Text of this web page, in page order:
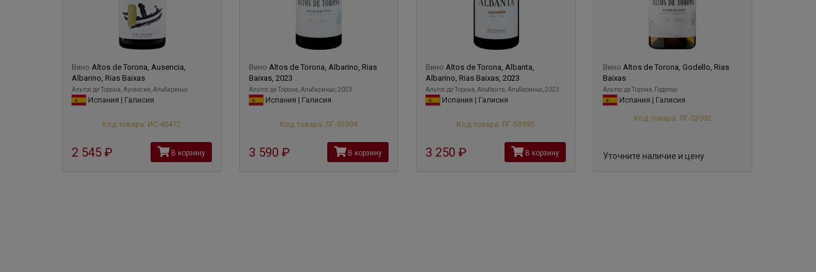
Вино Altos de Torona, Ausencia,
Albarino, Rias Baixas
Альтос де Торона, Аусенсия, Альбариньо
Испания | Галисия
Код товара: ИС-40472
2 545 В корзину
Вино Altos de Torona, Albarino, Rias
Baixas, 2023
Альтос де Торона, Альбариньо, 2023
Испания | Галисия
Код товара: ЛГ-53994
3 590 В корзину
Вино Altos de Torona, Albanta,
Albarino, Rias Baixas, 2023
Альтос де Торона, Альбанта, Альбариньо, 2023
Испания | Галисия
Код товара: ЛГ-53995
3 250 В корзину
Вино Altos de Torona, Godello, Rias
Baixas
Альтос де Торона, Годельо
Испания | Галисия
Код товара: ЛГ-53992
Уточните наличие и цену